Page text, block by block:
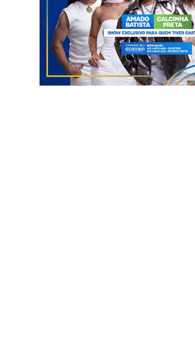
O Galo ainda depende de uma
para avançar, mas a matemática só
funcionar se o time fizer sua parte
Informações com Arena Correio